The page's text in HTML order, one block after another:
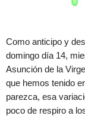
Como anticipo y
domingo día 14,
Asunción de la
que hemos tenido
parezca, esa
poco de respiro a